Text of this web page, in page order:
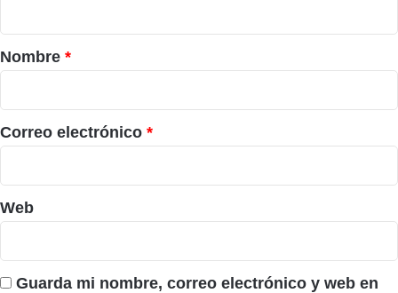
r
i
o
*
Nombre *
Correo electrónico *
Web
Guarda mi nombre, correo electrónico y web en